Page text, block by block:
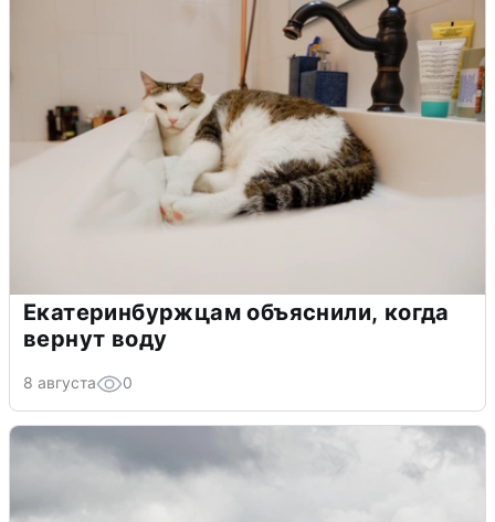
Екатеринбуржцам объяснили, когда
вернут воду
8 августа 0